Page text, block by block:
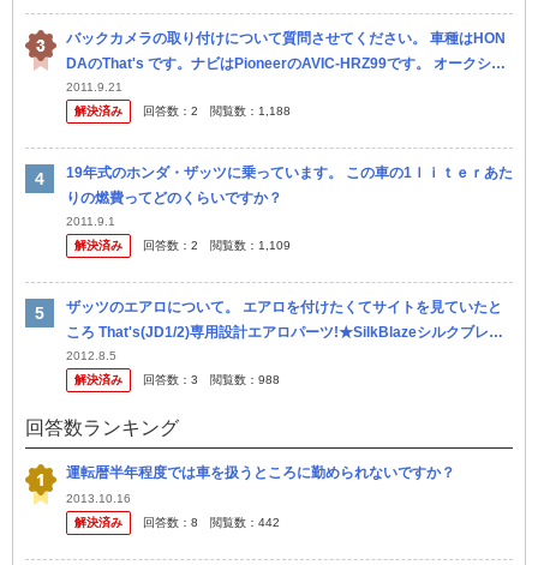
バックカメラの取り付けについて質問させてください。 車種はHON
DAのThat's です。ナビはPioneerのAVIC-HRZ99です。 オークショ
ンで落札した海外製のバックカメラを取り付...
2011.9.21
解決済み
回答数： 2 閲覧数： 1,188
19年式のホンダ・ザッツに乗っています。 この車の1ｌｉｔｅｒあた
りの燃費ってどのくらいですか？
2011.9.1
解決済み
回答数： 2 閲覧数： 1,109
ザッツのエアロについて。 エアロを付けたくてサイトを見ていたと
ころ That's(JD1/2)専用設計エアロパーツ!★SilkBlazeシルクブレイ
ズ★Kカーエアロシリーズザッツ(JD1/2)専...
2012.8.5
解決済み
回答数： 3 閲覧数： 988
回答数ランキング
運転暦半年程度では車を扱うところに勤められないですか？
2013.10.16
解決済み
回答数： 8 閲覧数： 442